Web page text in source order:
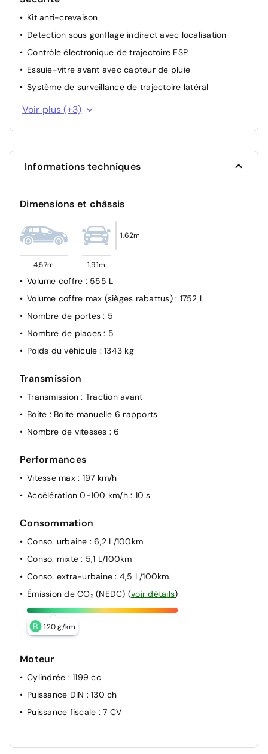
Kit anti-crevaison
Detection sous gonflage indirect avec localisation
Contrôle électronique de trajectoire ESP
Essuie-vitre avant avec capteur de pluie
Système de surveillance de trajectoire latéral
Airbag passager avant déconnectable manuellement
Voir plus (+3)
Informations techniques
Dimensions et châssis
4,57m 1,91m
1,62m
Volume coffre : 555 L
Volume coffre max (sièges rabattus) : 1752 L
Nombre de portes: 5
Nombre de places: 5
Poids du véhicule : 1343 kg
Transmission
Transmission: Traction avant
Boite : Boîte manuelle 6 rapports
Nombre de vitesses : 6
Performances
Vitesse max : 197 km/h
Accélération 0-100 km/h : 10 s
Consommation
Conso. urbaine : 6,2 L/100km
Conso. mixte: 5,1 L/100km
Conso. extra-urbaine: 4,5 L/100km
Émission de CO₂ (NEDC) (voir détails)
B 120 g/km
Moteur
Cylindrée : 1199 cc
Puissance DIN : 130 ch
Puissance fiscale : 7 CV